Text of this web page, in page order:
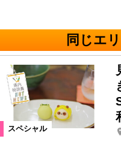
同じエ
スペシャル